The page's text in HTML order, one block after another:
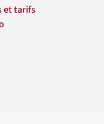
et tarifs